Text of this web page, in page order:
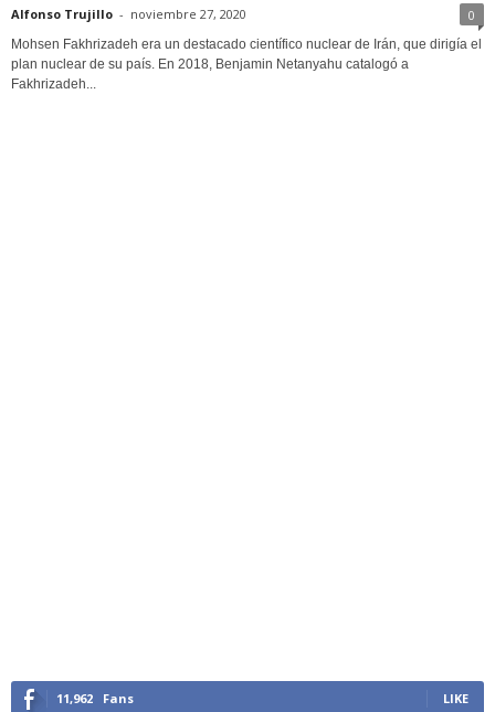
Alfonso Trujillo - noviembre 27, 2020 0
Mohsen Fakhrizadeh era un destacado científico nuclear de Irán, que dirigía el
plan nuclear de su país. En 2018, Benjamin Netanyahu catalogó a
Fakhrizadeh...
11,962 Fans LIKE